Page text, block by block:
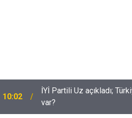
09:54
Suça sürüklenen
neleri kapsiyor?